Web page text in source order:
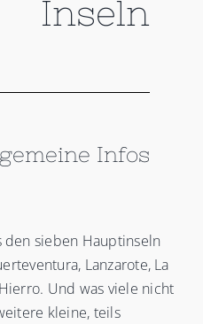
Inseln
Infos
den sieben Hauptinseln
Lanzarote, La
Und was viele nicht
kleine, teils